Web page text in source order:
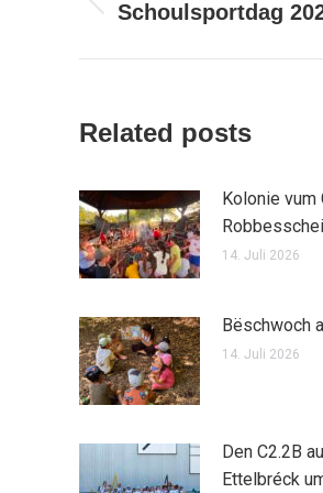
Vorheriger
Schoulsportdag
Related posts
Kolonie vum
14. Juli 2026
Bëschwoch
14. Juli 2026
Den C2.2B
Ettelbréck